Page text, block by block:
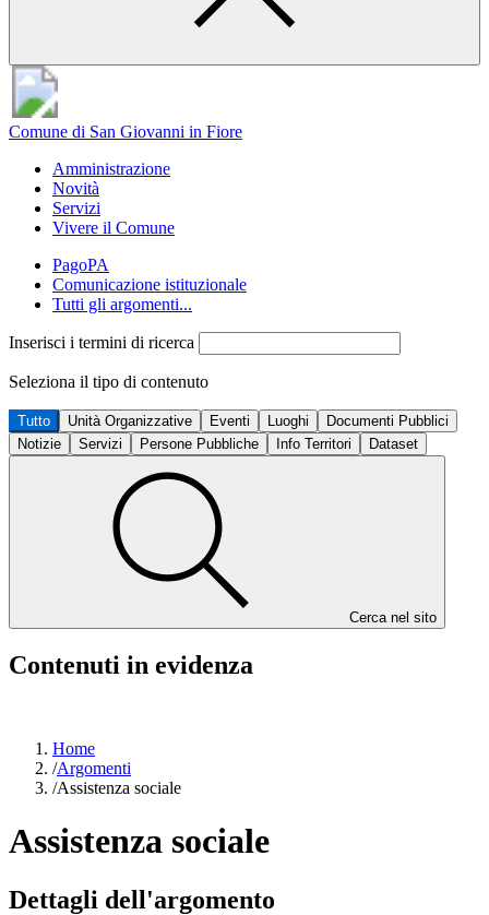
Comune di San Giovanni in Fiore
Amministrazione
Novità
Servizi
Vivere il Comune
PagoPA
Comunicazione istituzionale
Tutti gli argomenti...
Inserisci i termini di ricerca
Seleziona il tipo di contenuto
Tutto Unità Organizzative Eventi Luoghi
Documenti Pubblici
Notizie
Servizi Persone Pubbliche Info Territori Dataset
Cerca nel sito
Contenuti in evidenza
Home
/Argomenti
/Assistenza sociale
Assistenza sociale
Dettagli dell'argomento